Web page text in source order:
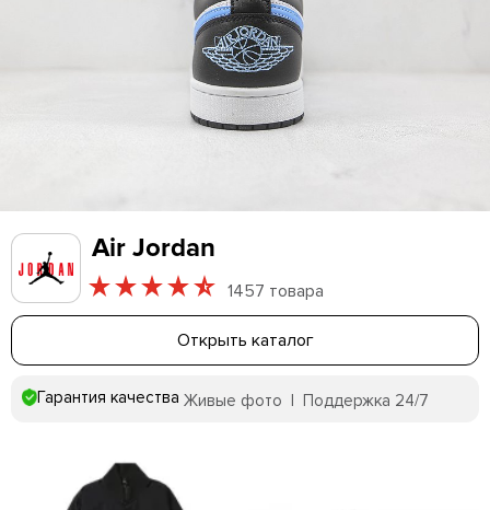
Air Jordan
1457 товара
Открыть каталог
Гарантия качества Живые фото | Поддержка 24/7